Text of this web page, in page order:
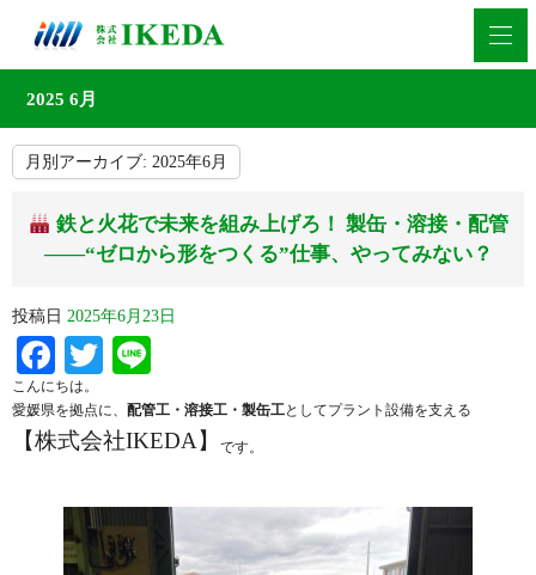
2025 6月
月別アーカイブ: 2025年6月
鉄と火花で未来を組み上げろ！ 製缶・溶接・配管
——“ゼロから形をつくる”仕事、やってみない？
投稿日 2025年6月23日
Facebook
Twitter
こんにちは。
愛媛県を拠点に、 配管工・溶接工・製缶工としてプラント設備を支える
【株式会社IKEDA】 です。